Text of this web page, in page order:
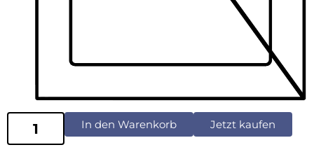
In den Warenkorb Jetzt kaufen